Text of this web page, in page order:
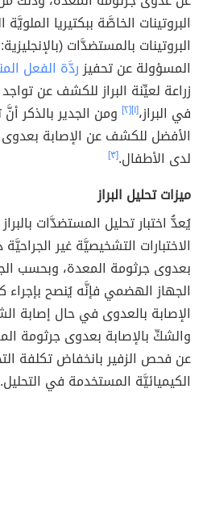
البروتينات الخاصَّة ببكتيريا
المسؤولة عن تحفيزردَّة الفعل
زراعة لعيِّنة البراز للكشف عن تواجد
في البراز،[١] [٢]
ومن الجدير بالذكر أنَّ
الأفضل للكشف عن الإصابة بعدوى
لدى الأطفال.[٣]
ميزات تحليل البراز
يُعدُّ اختبار تحليل المستضدَّات بالبراز
الاختبارات التشخيصيَّة غير
بعدوى جرثومة المعدة، وبحسب
الجهاز الهضمي فإنَّه يُنصح بإجراء
الإصابة بالعدوى في حال إصابة
والشكِّ بالإصابة بعدوى جرثومة
عن فحص الزفير بانخفاض تكلفة
الكيميائيَّة المستخدمة في التحليل.